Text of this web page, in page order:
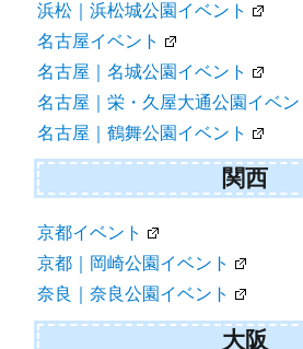
浜松｜浜松城公園イベント
名古屋イベント
名古屋｜名城公園イベント
名古屋｜栄・久屋大通公園イベン
名古屋｜鶴舞公園イベント
関西
京都イベント
京都｜岡崎公園イベント
奈良｜奈良公園イベント
大阪